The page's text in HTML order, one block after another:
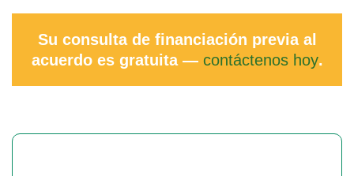
Su consulta de financiación previa al
acuerdo es gratuita — contáctenos hoy.